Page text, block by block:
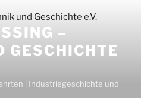
–
GESCHICHTE
| Industriegeschichte und